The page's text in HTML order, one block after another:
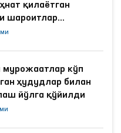
қилаётган
шароитлар
кўп
ҳудудлар билан
йўлга қўйилди